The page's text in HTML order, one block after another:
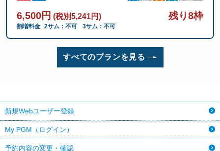
6,500円 (税別5,241円) 残り8枠
割増料金 2サム：不可 3サム：不可
すべてのプランを見る
新規Webユーザー登録
My PGM（ログイン）
予約内容の変更・確認